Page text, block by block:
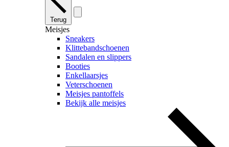
Terug
Meisjes
Sneakers
Klittebandschoenen
Sandalen en slippers
Booties
Enkellaarsjes
Veterschoenen
Meisjes pantoffels
Bekijk alle meisjes